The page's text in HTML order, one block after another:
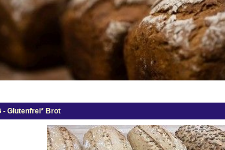
- Glutenfrei* Brot